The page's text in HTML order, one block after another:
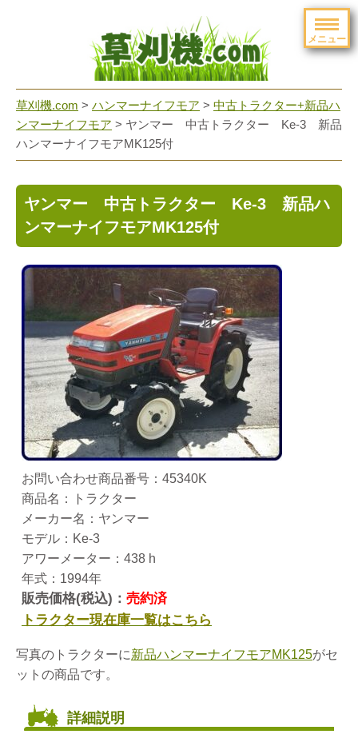
メニュー
草刈機.com > ハンマーナイフモア > 中古トラクター+新品ハ
ンマーナイフモア > ヤンマー 中古トラクター Ke-3 新品
ハンマーナイフモアMK125付
ヤンマー 中古トラクター Ke-3 新品ハ
ンマーナイフモアMK125付
お問い合わせ商品番号：45340K
商品名：トラクター
メーカー名：ヤンマー
モデル：Ke-3
アワーメーター：438 h
年式：1994年
販売価格(税込)： 売約済
トラクター現在庫一覧はこちら
写真のトラクターに新品ハンマーナイフモアMK125がセ
ットの商品です。
詳細説明